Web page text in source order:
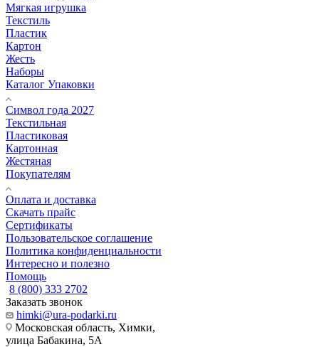
Мягкая игрушка
Текстиль
Пластик
Картон
Жесть
Наборы
Каталог Упаковки
Символ года 2027
Текстильная
Пластиковая
Картонная
Жестяная
Покупателям
Оплата и доставка
Скачать прайс
Сертификаты
Пользовательское соглашение
Политика конфиденциальности
Интересно и полезно
Помощь
8 (800) 333 2702
Заказать звонок
himki@ura-podarki.ru
Московская область, Химки,
улица Бабакина, 5А